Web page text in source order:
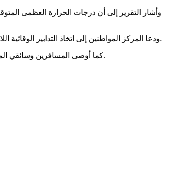
ودعا المركز المواطنين إلى اتخاذ التدابير الوقائية اللازمة، وتجنب التعرض المباشر لأشعة الشمس خلال ساعات الظهيرة، مع توفير وسائل التهوية لكبار السن ومرضى الأمراض المزمنة ومرضى القلب.
كما أوصى المسافرين وسائقي المركبات في المناطق الداخلية بين الوادي والصحراء والأرياف بأخذ الحيطة والحذر نتيجة احتمالية تدني مدى الرؤية الأفقية بسبب الأتربة والغبار المثار.